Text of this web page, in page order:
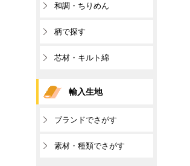
和調・ちりめん
柄で探す
芯材・キルト綿
輸入生地
ブランドでさがす
素材・種類でさがす